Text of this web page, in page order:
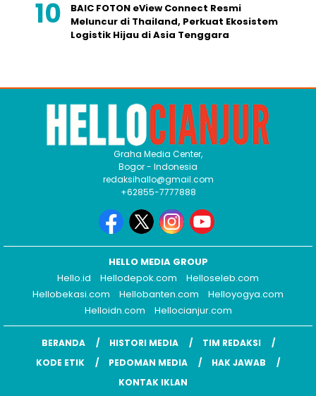
BAIC FOTON eView Connect Resmi
Meluncur di Thailand, Perkuat Ekosistem
Logistik Hijau di Asia Tenggara
Graha Media Center,
Bogor - Indonesia
redaksihallo@gmail.com
+62855-7777888
HELLO MEDIA GROUP
Hello.id
Hellodepok.com
Helloseleb.com
Hellobekasi.com
Hellobanten.com
Helloyogya.com
Helloidn.com
Hellocianjur.com
BERANDA HISTORI MEDIA
TIM REDAKSI
KODE ETIK
PEDOMAN MEDIA
HAK JAWAB
KONTAK IKLAN